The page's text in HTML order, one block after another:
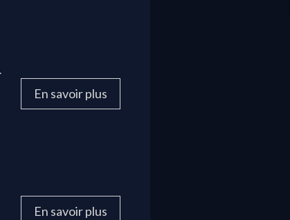
En savoir plus
En savoir plus